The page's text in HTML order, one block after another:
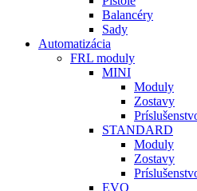
Balancéry
Sady
Automatizácia
FRL moduly
MINI
Moduly
Zostavy
STANDARD
Moduly
Zostavy
EVO